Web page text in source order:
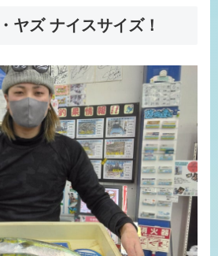
ヤズ ナイスサイズ！